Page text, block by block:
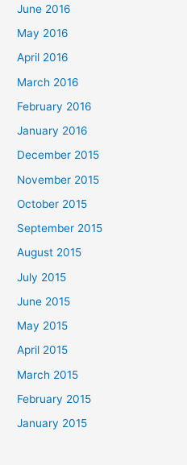
June 2016
May 2016
April 2016
March 2016
February 2016
January 2016
December 2015
November 2015
October 2015
September 2015
August 2015
July 2015
June 2015
May 2015
April 2015
March 2015
February 2015
January 2015